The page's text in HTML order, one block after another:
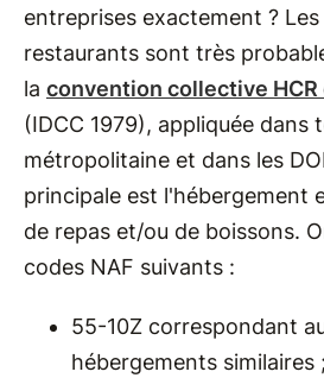
entreprises exactement ?
restaurants sont très
la convention collective HCR
(IDCC 1979), appliquée dans
métropolitaine et dans les
principale est l'hébergement
de repas et/ou de boissons.
codes NAF suivants :
55-10Z correspondant
hébergements similaires ;